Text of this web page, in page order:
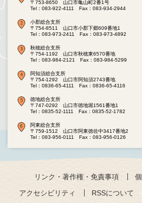
〒753-8650 山口市亀山町2番1号
Tel：083-922-4111
Fax：083-934-2944
小郡総合支所
〒754-8511 山口市小郡下郷609番地1
Tel：083-973-2411
Fax：083-973-4892
秋穂総合支所
〒754-1192 山口市秋穂東6570番地
Tel：083-984-2121
Fax：083-984-5299
阿知須総合支所
〒754-1292 山口市阿知須2743番地
Tel：0836-65-4111
Fax：0836-65-4116
徳地総合支所
〒747-0292 山口市徳地堀1561番地1
Tel：0835-52-1111
Fax：0835-52-1782
阿東総合支所
〒759-1512 山口市阿東徳佐中3417番地2
Tel：083-956-0111
Fax：083-956-0126
リンク・著作権・免責事項
アクセシビリティ
RSSについて